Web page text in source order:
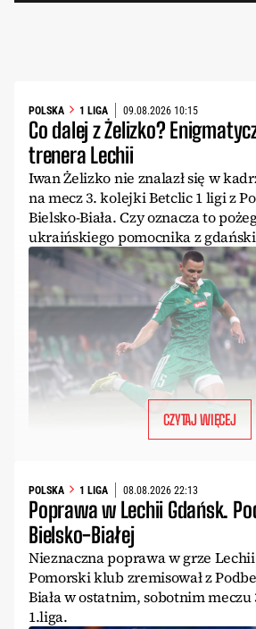
POLSKA 1 LIGA 09.08.2026 10:15
Co dalej z Żelizko?
trenera Lechii
Iwan Żelizko nie znalazł się w
na mecz 3. kolejki Betclic 1 ligi z
Bielsko-Biała. Czy oznacza to
ukraińskiego pomocnika z
CZYTAJ WIĘCEJ
POLSKA 1 LIGA 08.08.2026 22:13
Poprawa w Lechii Gdańsk.
Bielsko-Białej
Nieznaczna poprawa w grze
Pomorski klub zremisował z
Biała w ostatnim, sobotnim
1.liga.